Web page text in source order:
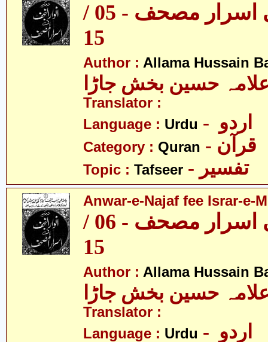
انوار نجف فی اسرار مصحف - 05 /
15
Author : Allama Hussain
حسین بخش جاڑا
Translator :
Language : Urdu
Category : Quran - قرآن
Topic : Tafseer - تفسیر
Anwar-e-Najaf fee Israr-e-
انوار نجف فی اسرار مصحف - 06 /
15
Author : Allama Hussain
حسین بخش جاڑا
Translator :
Language : Urdu